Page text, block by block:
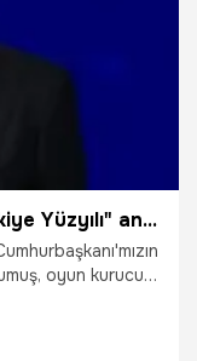
İletişim Başkanı Duran'dan "Türkiye Yüzyılı" analizi: Türkiye küresel belirsizliği doğru okudu
oyun kurucu